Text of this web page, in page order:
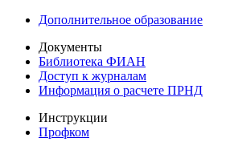
Дополнительное образование
Документы
Библиотека ФИАН
Доступ к журналам
Информация о расчете ПРНД
Инструкции
Профком